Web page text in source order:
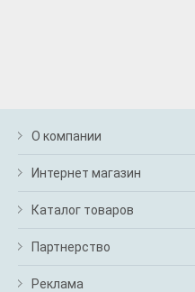
О компании
Интернет магазин
Каталог товаров
Партнерство
Реклама